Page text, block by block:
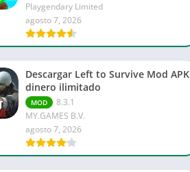
Playgendary Limited
agosto 7, 2026
Descargar Left to Survive Mod APK
dinero ilimitado
MOD
8.3.1
MY.GAMES B.V.
agosto 7, 2026